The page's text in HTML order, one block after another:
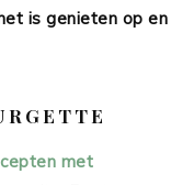
is genieten op en
met